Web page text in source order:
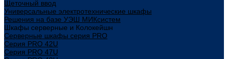
Щеточный ввод
Универсальные электротехнические шкафы
Решения на базе УЭШ МИКсистем
Шкафы серверные и Колокейшн
Серверные шкафы серия PRO
Серия PRO 42U
Серия PRO 47U